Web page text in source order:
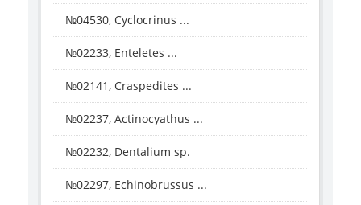
№04530, Cyclocrinus ...
№02233, Enteletes ...
№02141, Craspedites ...
№02237, Actinocyathus ...
№02232, Dentalium sp.
№02297, Echinobrussus ...